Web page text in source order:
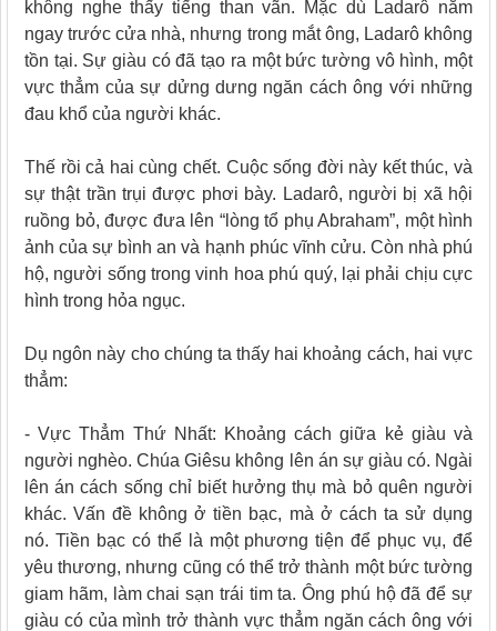
không nghe thấy tiếng than vãn. Mặc dù Ladarô nằm
ngay trước cửa nhà, nhưng trong mắt ông, Ladarô không
tồn tại. Sự giàu có đã tạo ra một bức tường vô hình, một
vực thẳm của sự dửng dưng ngăn cách ông với những
đau khổ của người khác.
Thế rồi cả hai cùng chết. Cuộc sống đời này kết thúc, và
sự thật trần trụi được phơi bày. Ladarô, người bị xã hội
ruồng bỏ, được đưa lên “lòng tổ phụ Abraham”, một hình
ảnh của sự bình an và hạnh phúc vĩnh cửu. Còn nhà phú
hộ, người sống trong vinh hoa phú quý, lại phải chịu cực
hình trong hỏa ngục.
Dụ ngôn này cho chúng ta thấy hai khoảng cách, hai vực
thẳm:
- Vực Thẳm Thứ Nhất: Khoảng cách giữa kẻ giàu và
người nghèo. Chúa Giêsu không lên án sự giàu có. Ngài
lên án cách sống chỉ biết hưởng thụ mà bỏ quên người
khác. Vấn đề không ở tiền bạc, mà ở cách ta sử dụng
nó. Tiền bạc có thể là một phương tiện để phục vụ, để
yêu thương, nhưng cũng có thể trở thành một bức tường
giam hãm, làm chai sạn trái tim ta. Ông phú hộ đã để sự
giàu có của mình trở thành vực thẳm ngăn cách ông với